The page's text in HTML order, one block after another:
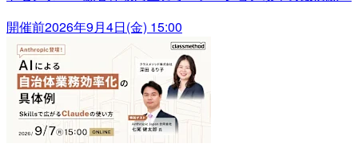
開催前2026年9月4日(金) 15:00